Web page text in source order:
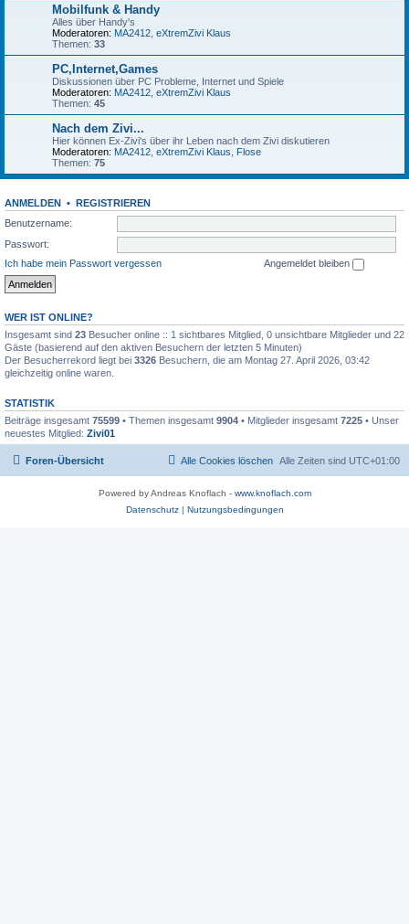
Mobilfunk & Handy
Alles über Handy's
Moderatoren: MA2412 eXtremZivi Klaus
Themen: 33
PC,Internet,Games
Diskussionen über PC Probleme, Internet und Spiele
Moderatoren: MA2412 eXtremZivi Klaus
Themen: 45
Nach dem Zivi...
Hier können Ex-Zivi's über ihr Leben nach dem Zivi diskutieren
Moderatoren: MA2412 eXtremZivi Klaus
Flose
Themen: 75
ANMELDEN • REGISTRIEREN
Benutzername:
Passwort:
Ich habe mein Passwort vergessen
Angemeldet bleiben
WER IST ONLINE?
Insgesamt sind 23 Besucher online :: 1 sichtbares Mitglied, 0 unsichtbare Mitglieder und 22
Gäste (basierend auf den aktiven Besuchern der letzten 5 Minuten)
Der Besucherrekord liegt bei 3326 Besuchern, die am Montag 27. April 2026, 03:42
gleichzeitig online waren.
STATISTIK
Beiträge insgesamt 75599 • Themen insgesamt 9904 • Mitglieder insgesamt 7225 • Unser
neuestes Mitglied: Zivi01
Foren-Übersicht Alle Zeiten sind UTC+01:00
Alle Cookies löschen
Powered by Andreas Knoflach - www.knoflach.com
Datenschutz| Nutzungsbedingungen